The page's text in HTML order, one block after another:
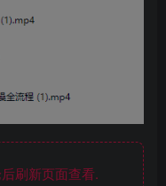
刷新页面查看.